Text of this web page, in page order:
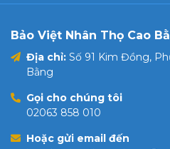
Bảo Việt Nhân Thọ Cao
Địa chỉ: Số 91 Kim Đồng,
Bằng
Gọi cho chúng tôi
02063 858 010
Hoặc gửi email đến